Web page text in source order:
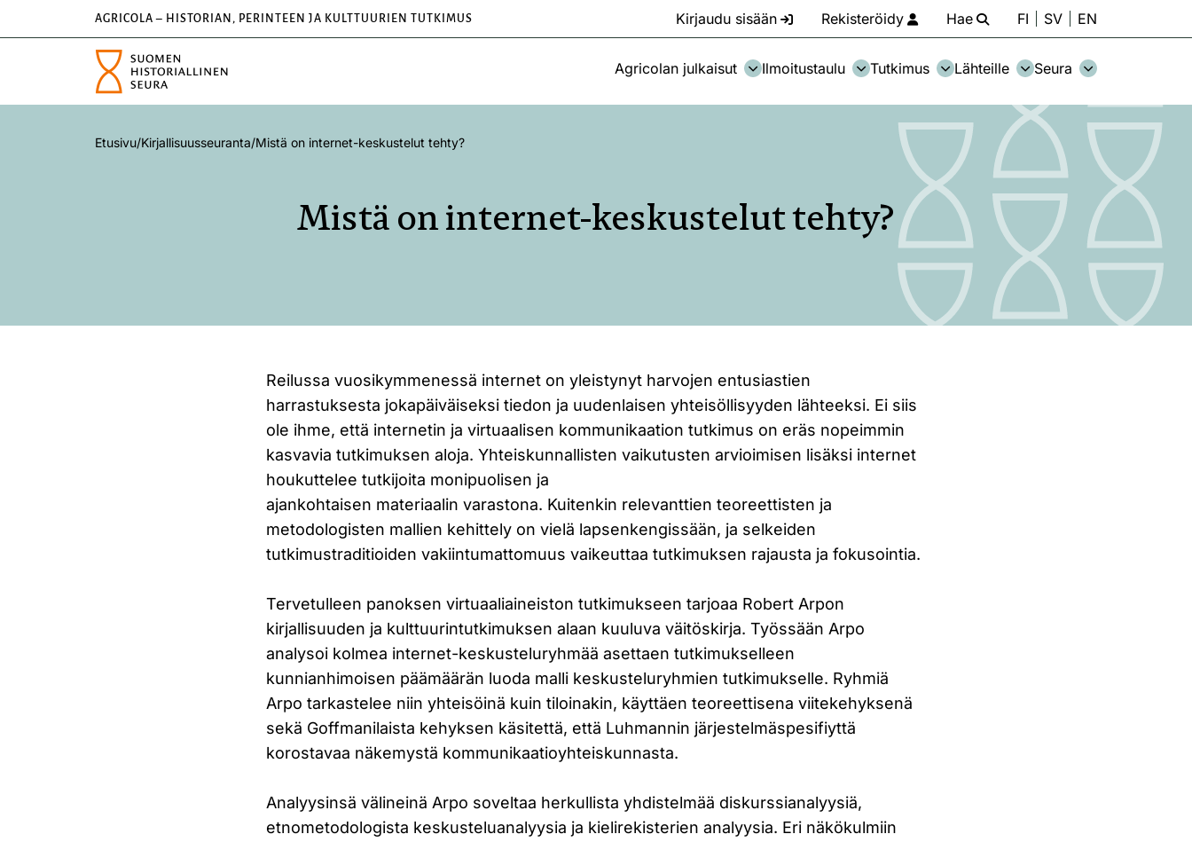
AGRICOLA – HISTORIAN, PERINTEEN JA KULTTUURIEN TUTKIMUS Kirjaudu sisään Rekisteröidy Hae FI SV EN
Agricolan julkaisut Ilmoitustaulu Tutkimus Lähteille Seura
Etusivu/Kirjallisuusseuranta/Mistä on internet-keskustelut tehty?
Mistä on internet-keskustelut tehty?
Reilussa vuosikymmenessä internet on yleistynyt harvojen entusiastien
harrastuksesta jokapäiväiseksi tiedon ja uudenlaisen yhteisöllisyyden lähteeksi. Ei siis
ole ihme, että internetin ja virtuaalisen kommunikaation tutkimus on eräs nopeimmin
kasvavia tutkimuksen aloja. Yhteiskunnallisten vaikutusten arvioimisen lisäksi internet
houkuttelee tutkijoita monipuolisen ja
ajankohtaisen materiaalin varastona. Kuitenkin relevanttien teoreettisten ja
metodologisten mallien kehittely on vielä lapsenkengissään, ja selkeiden
tutkimustraditioiden vakiintumattomuus vaikeuttaa tutkimuksen rajausta ja fokusointia.
Tervetulleen panoksen virtuaaliaineiston tutkimukseen tarjoaa Robert Arpon
kirjallisuuden ja kulttuurintutkimuksen alaan kuuluva väitöskirja. Työssään Arpo
analysoi kolmea internet-keskusteluryhmää asettaen tutkimukselleen
kunnianhimoisen päämäärän luoda malli keskusteluryhmien tutkimukselle. Ryhmiä
Arpo tarkastelee niin yhteisöinä kuin tiloinakin, käyttäen teoreettisena viitekehyksenä
sekä Goffmanilaista kehyksen käsitettä, että Luhmannin järjestelmäspesifiyttä
korostavaa näkemystä kommunikaatioyhteiskunnasta.
Analyysinsä välineinä Arpo soveltaa herkullista yhdistelmää diskurssianalyysiä,
etnometodologista keskusteluanalyysia ja kielirekisterien analyysia. Eri näkökulmiin